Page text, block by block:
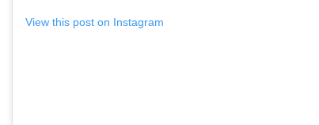
View this post on Instagram